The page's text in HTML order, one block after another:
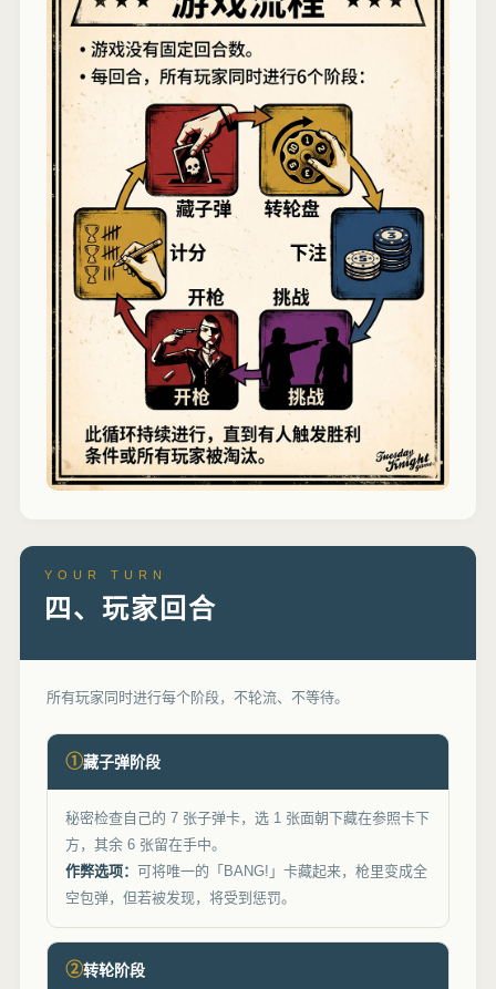
YOUR TURN
四、玩家回合
所有玩家同时进行每个阶段，不轮流、不等待。
①藏子弹阶段
秘密检查自己的 7 张子弹卡，选 1 张面朝下藏在参照卡下
方，其余 6 张留在手中。
作弊选项： 可将唯一的「BANG!」卡藏起来，枪里变成全
空包弹，但若被发现，将受到惩罚。
②转轮阶段